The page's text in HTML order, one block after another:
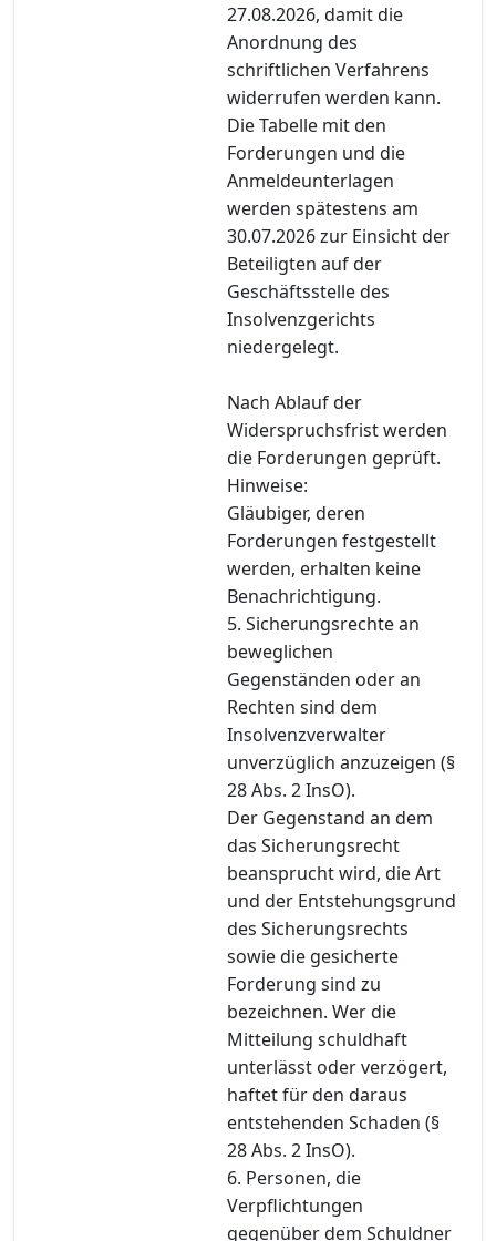
27.08.2026, damit die
Anordnung des
schriftlichen Verfahrens
widerrufen werden kann.
Die Tabelle mit den
Forderungen und die
Anmeldeunterlagen
werden spätestens am
30.07.2026 zur Einsicht der
Beteiligten auf der
Geschäftsstelle des
Insolvenzgerichts
niedergelegt.
Nach Ablauf der
Widerspruchsfrist werden
die Forderungen geprüft.
Hinweise:
Gläubiger, deren
Forderungen festgestellt
werden, erhalten keine
Benachrichtigung.
5. Sicherungsrechte an
beweglichen
Gegenständen oder an
Rechten sind dem
Insolvenzverwalter
unverzüglich anzuzeigen (§
28 Abs. 2 InsO).
Der Gegenstand an dem
das Sicherungsrecht
beansprucht wird, die Art
und der Entstehungsgrund
des Sicherungsrechts
sowie die gesicherte
Forderung sind zu
bezeichnen. Wer die
Mitteilung schuldhaft
unterlässt oder verzögert,
haftet für den daraus
entstehenden Schaden (§
28 Abs. 2 InsO).
6. Personen, die
Verpflichtungen
gegenüber dem Schuldner